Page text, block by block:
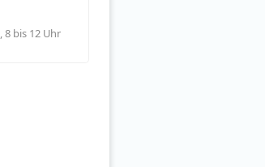
bis 12 Uhr